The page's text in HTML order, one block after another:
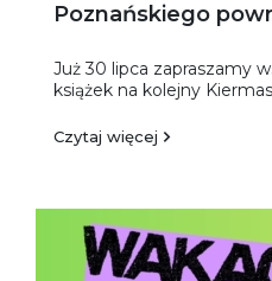
Poznańskiego
Już 30 lipca zapraszamy
książek na kolejny
Czytaj więcej